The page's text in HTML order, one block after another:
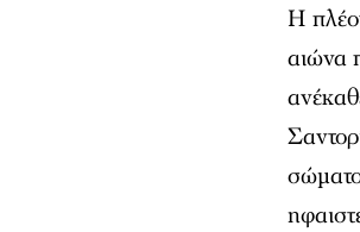
Η
αιώνα